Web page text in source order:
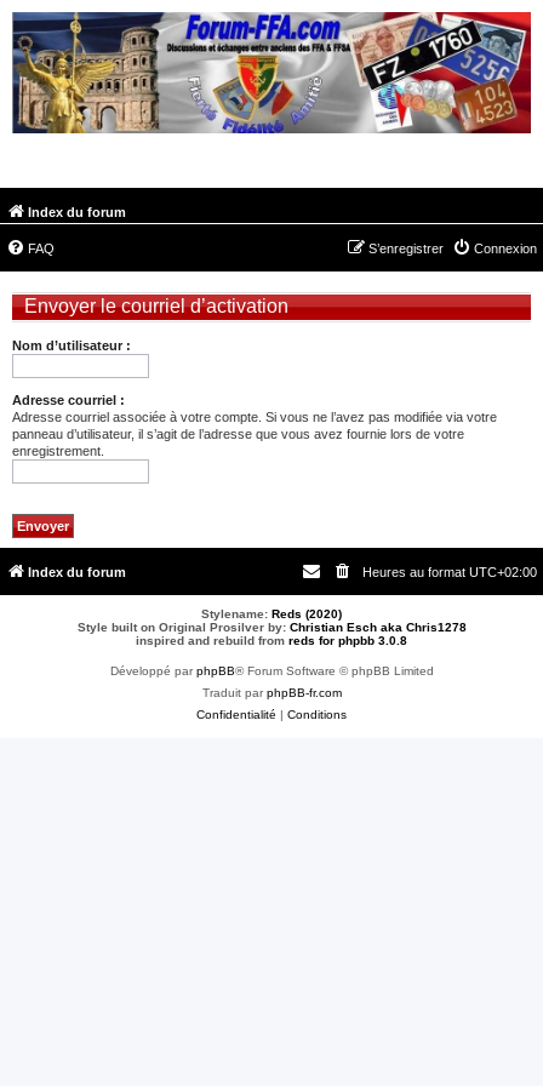
Index du forum
FAQ Connexion
S’enregistrer
Envoyer le courriel d’activation
Nom d’utilisateur :
Adresse courriel :
Adresse courriel associée à votre compte. Si vous ne l’avez pas modifiée via votre
panneau d’utilisateur, il s’agit de l’adresse que vous avez fournie lors de votre
enregistrement.
Index du forum Heures au format UTC+02:00
Stylename: Reds (2020)
Style built on Original Prosilver by: Christian Esch aka Chris1278
inspired and rebuild from reds for phpbb 3.0.8
Développé parphpBB® Forum Software © phpBB Limited
Traduit parphpBB-fr.com
Confidentialité | Conditions